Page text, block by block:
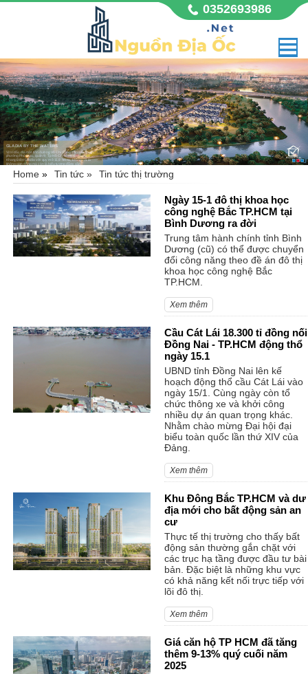
0352693986
GLADIA BY THE WATERS
Vị trí đắc địa mặt tiền đường Võ Chí Công sầm uất, thuộc
phường Phú Hữu, quận 9, Tp Hồ Chí Minh. Dự án nhà
Khang Điền Gladia với quy mô 11,8 hecta, không chỉ là
không gian sống mà còn là biểu tượng đẳng cấp,
Home» Tin tức » Tin tức thị trường
Ngày 15-1 đô thị khoa học
công nghệ Bắc TP.HCM tại
Bình Dương ra đời
Trung tâm hành chính tỉnh Bình
Dương (cũ) có thể được chuyển
đổi công năng theo đề án đô thị
khoa học công nghệ Bắc
TP.HCM.
Xem thêm
Cầu Cát Lái 18.300 tỉ đồng nối
Đồng Nai - TP.HCM động thổ
ngày 15.1
UBND tỉnh Đồng Nai lên kế
hoạch động thổ cầu Cát Lái vào
ngày 15/1. Cùng ngày còn tổ
chức thông xe và khởi công
nhiều dự án quan trọng khác.
Nhằm chào mừng Đại hội đại
biểu toàn quốc lần thứ XIV của
Đảng.
Xem thêm
Khu Đông Bắc TP.HCM và dư
địa mới cho bất động sản an
cư
Thực tế thị trường cho thấy bất
động sản thường gắn chặt với
các trục hạ tầng được đầu tư bài
bản. Đặc biệt là những khu vực
có khả năng kết nối trực tiếp với
lõi đô thị.
Xem thêm
Giá căn hộ TP HCM đã tăng
thêm 9-13% quý cuối năm
2025